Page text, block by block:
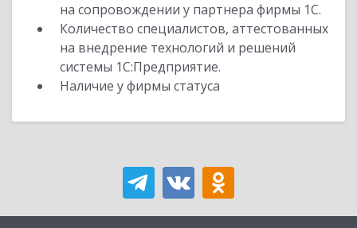
на сопровождении у партнера фирмы 1С.
Количество специалистов, аттестованных
на внедрение технологий и решений
системы 1С:Предприятие.
Наличие у фирмы статуса